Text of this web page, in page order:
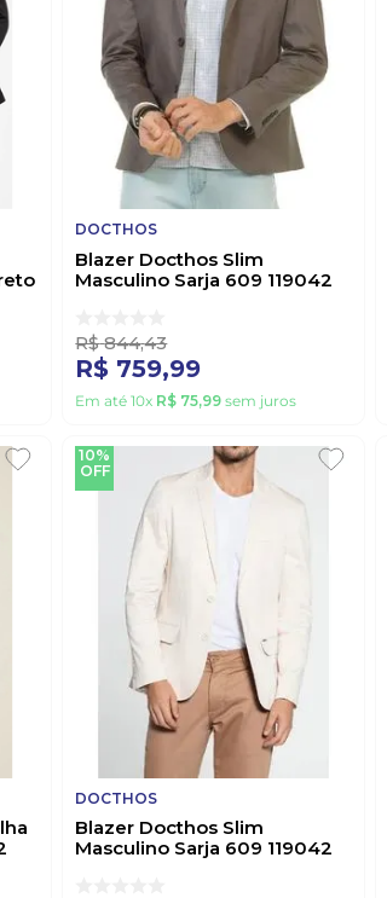
DOCTHOS
Blazer Docthos Slim
Masculino Sarja 609 119042
R$ 844,43
R$ 759,99
Em até10x R$ 75,99 sem juros
10%
OFF
DOCTHOS
Blazer Docthos Slim
Masculino Sarja 609 119042